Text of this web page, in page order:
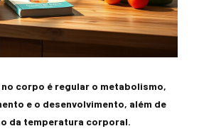
corpo é regular o metabolismo,
e o desenvolvimento, além de
da temperatura corporal.